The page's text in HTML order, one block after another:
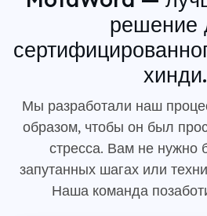
решение
хинди.
Мы разработали наш
образом, чтобы он был
стресса. Вам не нужно
запутанных шагах или
Наша команда